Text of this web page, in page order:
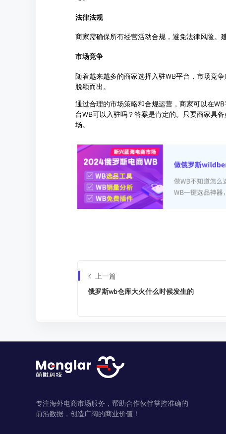
上一篇
俄罗斯wb仓库大火什么时候发生的
专注海外电商市场服务，帮助合作伙伴掌控准确的
前沿数据，创造广阔的商业价值！